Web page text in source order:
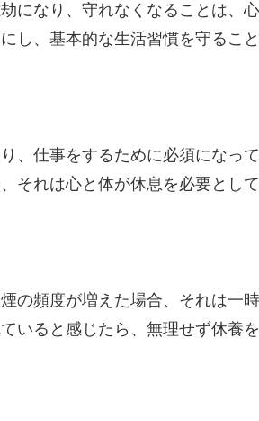
になり、守れなくなることは、
し、基本的な生活習慣を守るこ
、仕事をするために必須になっ
それは心と体が休息を必要として
の頻度が増えた場合、それは一
いると感じたら、無理せず休養